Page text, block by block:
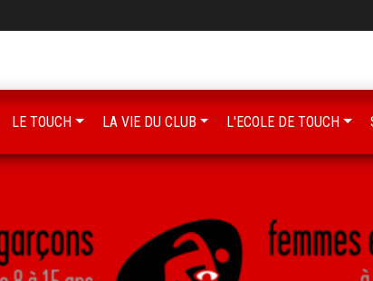
LE TOUCH LA VIE DU CLUB L'ECOLE DE TOUCH